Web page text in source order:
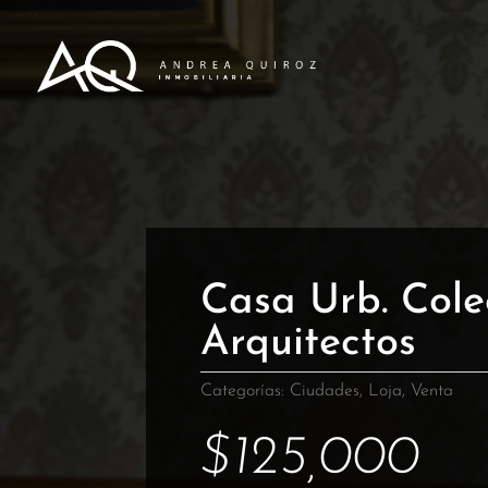
Casa Urb.
Arquitectos
Categorías: Ciudades, Loja, Venta
$125,000